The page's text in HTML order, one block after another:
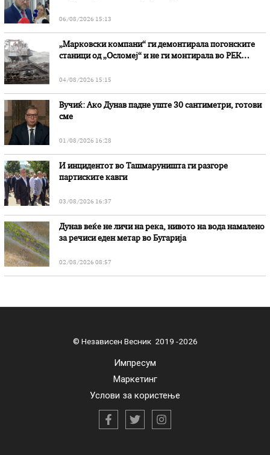
06/08/2026 15:13
„Марковски компани“ ги демонтирала погонските
станици од „Осломеј“ и не ги монтирала во РЕК
04/08/2026 15:15
Вучиќ: Ако Дунав падне уште 30 сантиметри, готови
сме
01/08/2026 16:28
И инцидентот во Ташмаруништa ги разгоре
партиските кавги
03/08/2026 16:37
Дунав веќе не личи на река, нивото на вода намалено
за речиси еден метар во Бугарија
02/08/2026 08:57
© Независен Весник 2019 -2026
Импресум
Маркетинг
Услови за користење